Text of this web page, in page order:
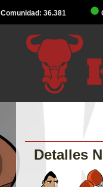
Comunidad: 36.381
Detalles